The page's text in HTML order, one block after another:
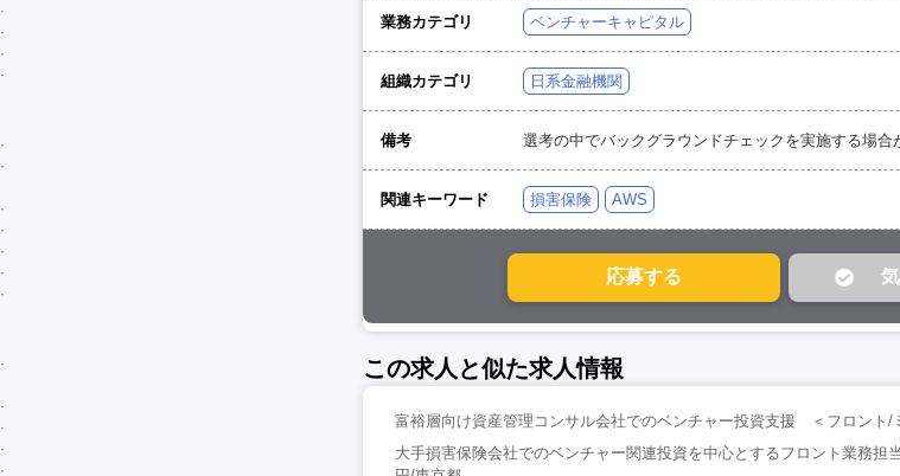
業務カテゴリ ベンチャーキャピタル
組織カテゴリ 日系金融機関
備考 選考の中でバックグラウンドチェックを実施する場合
関連キーワード 損害保険 AWS
この求人と似た求人情報
富裕層向け資産管理コンサル会社でのベンチャー投資支援 ＜フロント/
大手損害保険会社でのベンチャー関連投資を中心とするフロント業務担